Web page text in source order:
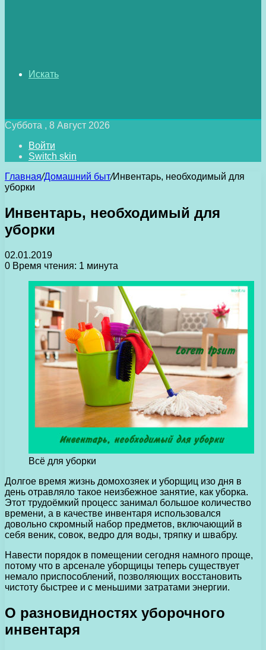
Искать
Суббота , 8 Август 2026
Войти
Switch skin
Главная/Домашний быт/Инвентарь, необходимый для
уборки
Инвентарь, необходимый для
уборки
02.01.2019
0 Время чтения: 1 минута
Всё для уборки
Долгое время жизнь домохозяек и уборщиц изо дня в
день отравляло такое неизбежное занятие, как уборка.
Этот трудоёмкий процесс занимал большое количество
времени, а в качестве инвентаря использовался
довольно скромный набор предметов, включающий в
себя веник, совок, ведро для воды, тряпку и швабру.
Навести порядок в помещении сегодня намного проще,
потому что в арсенале уборщицы теперь существует
немало приспособлений, позволяющих восстановить
чистоту быстрее и с меньшими затратами энергии.
О разновидностях уборочного
инвентаря